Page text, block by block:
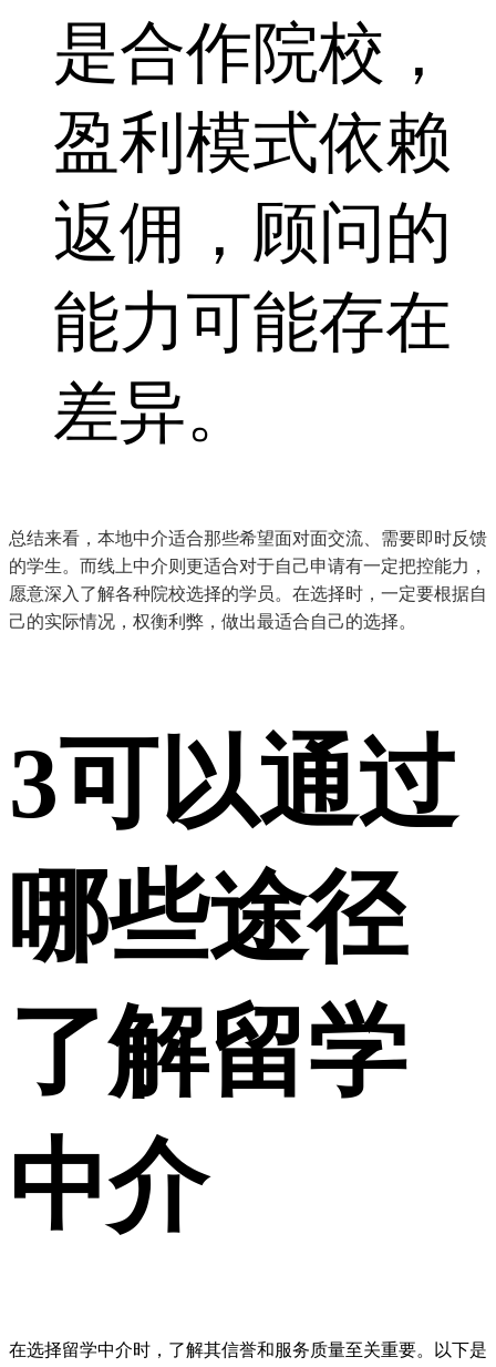
是合作院校，
盈利模式依赖
返佣，顾问的
能力可能存在
差异。
总结来看，本地中介适合那些希望面对面交流、需要即时反馈
的学生。而线上中介则更适合对于自己申请有一定把控能力，
愿意深入了解各种院校选择的学员。在选择时，一定要根据自
己的实际情况，权衡利弊，做出最适合自己的选择。
3可以通过
哪些途径
了解留学
中介
在选择留学中介时，了解其信誉和服务质量至关重要。以下是